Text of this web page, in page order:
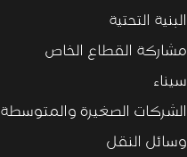
البنية التحتية
مشاركة القطاع الخاص
سيناء
الشركات الصغيرة والمتوسطة
وسائل النقل